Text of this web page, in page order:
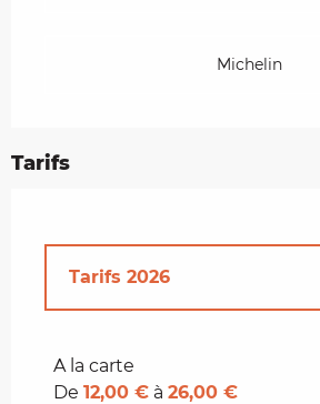
Michelin
Tarifs
Tarifs 2026
A la carte
De 12,00 € à 26,00 €